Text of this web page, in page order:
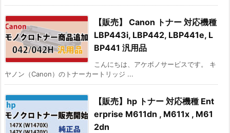
【販売】 Canon トナー 対応機種
LBP443i, LBP442, LBP441e, L
BP441 汎用品
こんにちは、アケボノサービスです。 キ
ヤノン（Canon）のトナーカートリッジ ...
【販売】hp トナー 対応機種 Ent
erprise M611dn , M611x , M61
2dn